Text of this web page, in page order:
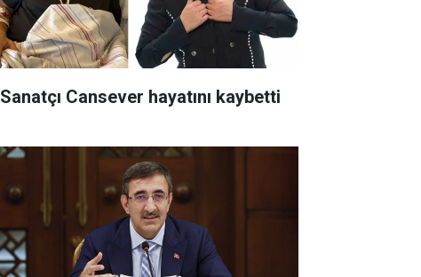
Sanatçı Cansever hayatını kaybetti